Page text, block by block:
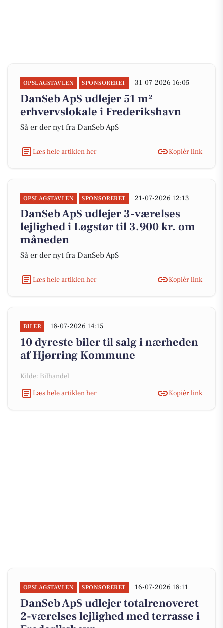
OPSLAGSTAVLEN SPONSORERET 31-07-2026 16:05
DanSeb ApS udlejer 51 m²
erhvervslokale i Frederikshavn
Så er der nyt fra DanSeb ApS
Læs hele artiklen her Kopiér link
OPSLAGSTAVLEN SPONSORERET 21-07-2026 12:13
DanSeb ApS udlejer 3-værelses
lejlighed i Løgstør til 3.900 kr. om
måneden
Så er der nyt fra DanSeb ApS
Læs hele artiklen her Kopiér link
BILER 18-07-2026 14:15
10 dyreste biler til salg i nærheden
af Hjørring Kommune
Kilde: Bilhandel
Læs hele artiklen her
Kopiér link
OPSLAGSTAVLEN SPONSORERET 16-07-2026 18:11
DanSeb ApS udlejer totalrenoveret
2-værelses lejlighed med terrasse i